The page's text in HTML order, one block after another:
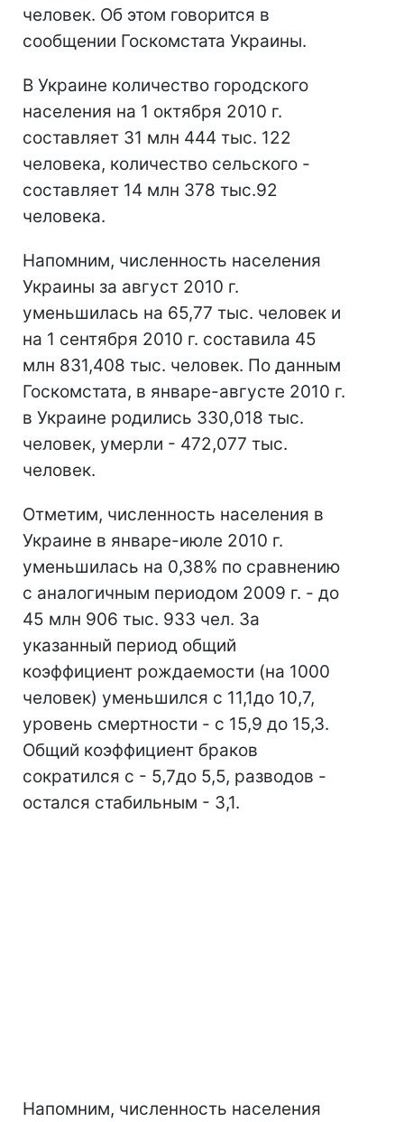
человек. Об этом говорится в
сообщении Госкомстата Украины.
В Украине количество городского
населения на 1 октября 2010 г.
составляет 31 млн 444 тыс. 122
человека, количество сельского -
составляет 14 млн 378 тыс.92
человека.
Напомним, численность населения
Украины за август 2010 г.
уменьшилась на 65,77 тыс. человек и
на 1 сентября 2010 г. составила 45
млн 831,408 тыс. человек. По данным
Госкомстата, в январе-августе 2010 г.
в Украине родились 330,018 тыс.
человек, умерли - 472,077 тыс.
человек.
Отметим, численность населения в
Украине в январе-июле 2010 г.
уменьшилась на 0,38% по сравнению
с аналогичным периодом 2009 г. - до
45 млн 906 тыс. 933 чел. За
указанный период общий
коэффициент рождаемости (на 1000
человек) уменьшился с 11,1до 10,7,
уровень смертности - с 15,9 до 15,3.
Общий коэффициент браков
сократился с - 5,7до 5,5, разводов -
остался стабильным - 3,1.
Напомним, численность населения